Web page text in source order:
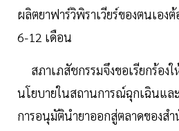
ผลิตยาฟาร์วิพิราเวียร์ของตนเอง
6-12 เดือน
สภาเภสัชกรรมจึงขอเรียกร้อง
นโยบายในสถานการณ์ฉุกเฉินแล
การอนุมัตินํายาออกสู่ตลาดของสํ